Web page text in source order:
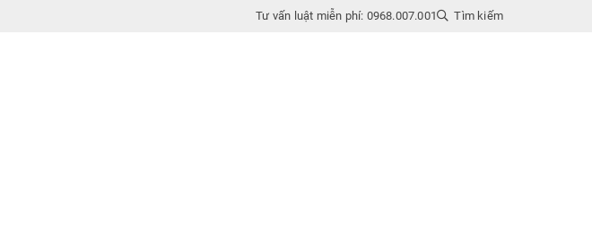
Tư vấn luật miễn phí: 0968.007.001 Tìm kiếm